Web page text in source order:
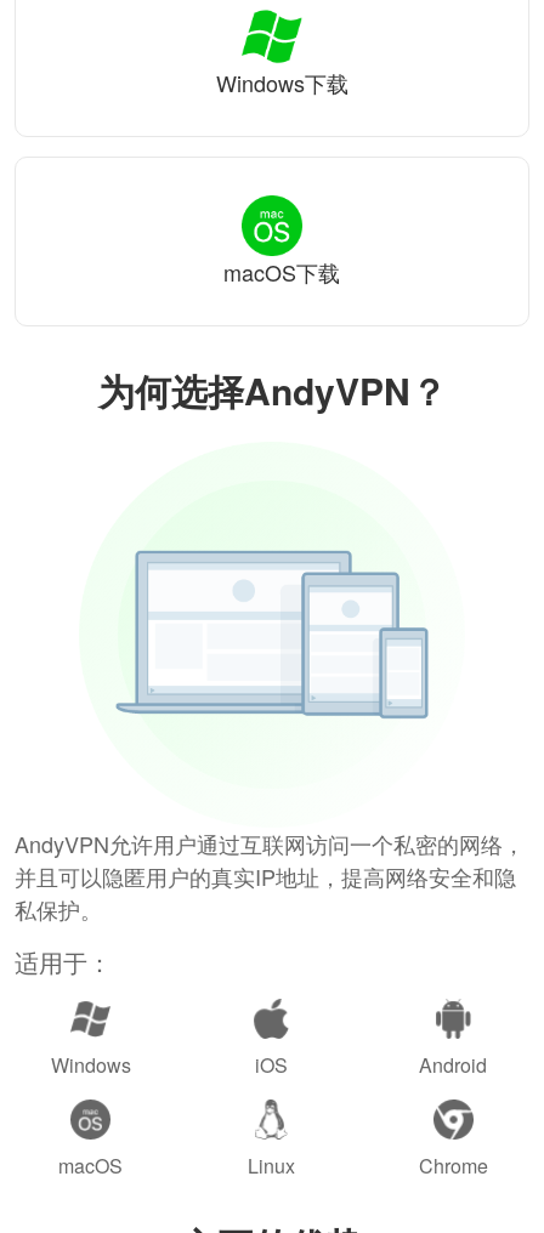
为何选择AndyVPN？
AndyVPN允许用户通过互联网访问一个私密的网络，
并且可以隐匿用户的真实IP地址，提高网络安全和隐
私保护。
适用于：
Windows iOS Android
macOS Linux Chrome
Windows下载
macOS下载